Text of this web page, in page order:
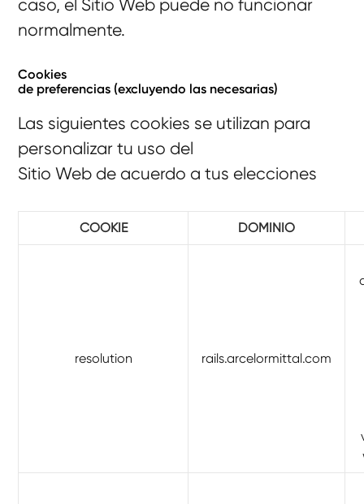
caso, el Sitio Web puede no funcionar
normalmente.
Cookies
de preferencias (excluyendo las necesarias)
Las siguientes cookies se utilizan para
personalizar tu uso del
Sitio Web de acuerdo a tus elecciones
COOKIE DOMINIO
resolution rails.arcelormittal.com